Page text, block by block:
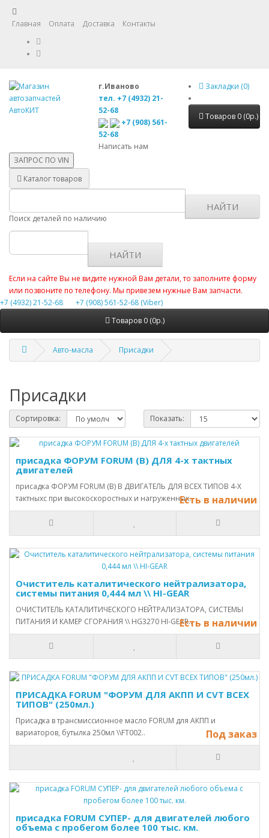
Главная Оплата Доставка Контакты
г.Иваново
тел. +7 (4932) 21-
52-68
+7 (908) 561-
52-68
Написать нам
Закладки (0)
Товаров 0 (0р.)
ЗАПРОС ПО VIN
Каталог товаров
Поиск деталей по наличию
НАЙТИ
НАЙТИ
Если на сайте Вы не видите нужной Вам детали, то заполните форму
или позвоните по телефону. Мы привезем нужные Вам запчасти.
+7 (4932) 21-52-68
+7 (908) 561-52-68 (Viber)
Товаров 0 (0р.)
Авто-масла Присадки
Присадки
Сортировка: Показать:
присадка ФОРУМ FORUM (В) ДЛЯ 4-х тактных
двигателей
присадка ФОРУМ FORUM (В) В ДВИГАТЕЛЬ ДЛЯ ВСЕХ ТИПОВ 4-Х
тактныхc при высокоскоростных и нагруженных..Есть в наличии
Очиститель каталитического нейтрализатора,
системы питания 0,444 мл \\ HI-GEAR
ОЧИСТИТЕЛЬ КАТАЛИТИЧЕСКОГО НЕЙТРАЛИЗАТОРА, СИСТЕМЫ
ПИТАНИЯ И КАМЕР СГОРАНИЯ \\ HG3270 HI-GEAR..Есть в наличии
ПРИСАДКА FORUM "ФОРУМ ДЛЯ АКПП И CVT ВСЕХ
ТИПОВ" (250мл.)
Присадка в трансмиссионное масло FORUM для АКПП и
вариаторов, бутылка 250мл \\FT002..
Под заказ
присадка FORUM СУПЕР- для двигателей любого
объема с пробегом более 100 тыс. км.